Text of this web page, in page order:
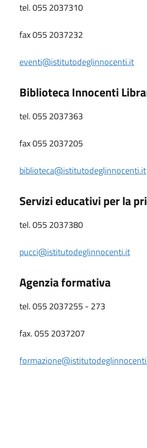
tel. 055 2037310
fax 055 2037232
eventi@istitutodeglinnocenti.it
Biblioteca Innocenti
tel. 055 2037363
fax 055 2037205
biblioteca@istitutodeglinnocenti.it
Servizi educativi per la
tel. 055 2037380
pucci@istitutodeglinnocenti.it
Agenzia formativa
tel. 055 2037255 - 273
fax. 055 2037207